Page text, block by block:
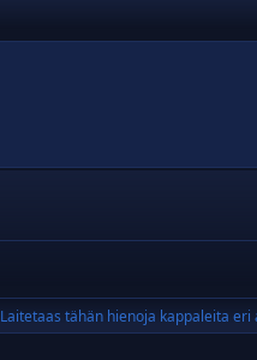
Laitetaas tähän hienoja kappaleita